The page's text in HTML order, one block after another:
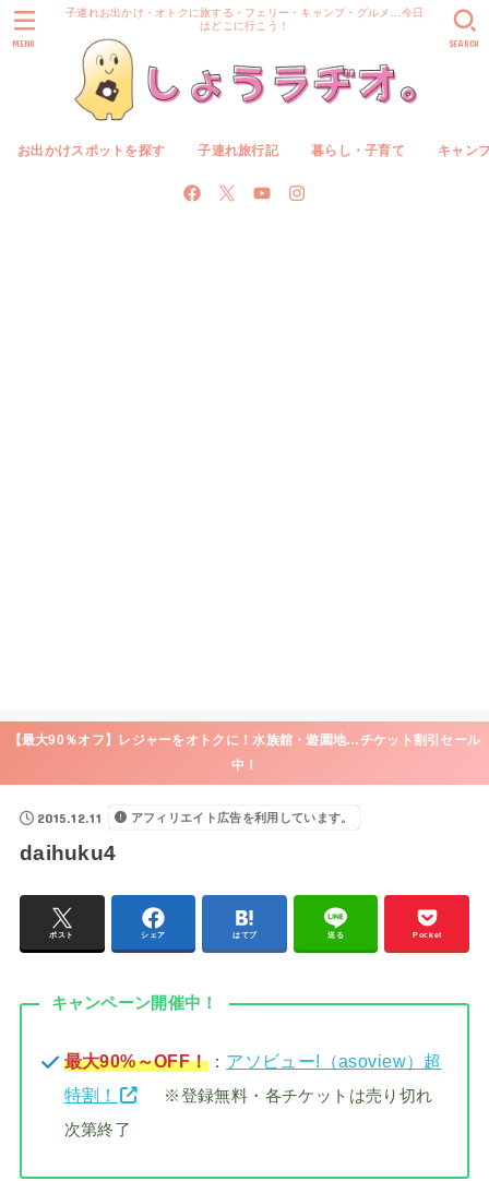
子連れお出かけ・オトクに旅する・フェリー・キャンプ・グルメ…今日
はどこに行こう！
お出かけスポットを探す 子連れ旅行記 暮らし・子育て キャン
SEARCH
MENU
【最大90％オフ】レジャーをオトクに！水族館・遊園地…チケット割引セール
中！
2015.12.11 アフィリエイト広告を利用しています。
daihuku4
ポスト シェア はてブ 送る Pocket
キャンペーン開催中！
最大90%～OFF！： アソビュー!（asoview）超
特割！
※登録無料・各チケットは売り切れ
次第終了